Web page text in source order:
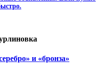
и «бронза»